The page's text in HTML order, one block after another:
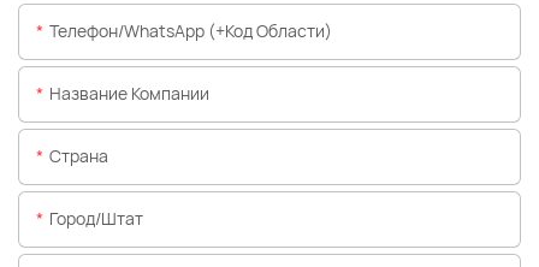
Телефон/WhatsApp (+код Области)
Название Компании
Страна
Город/штат